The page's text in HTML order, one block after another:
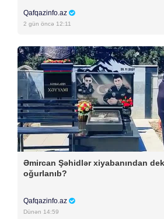
Qafqazinfo.az
2 gün öncə 12:11
Əmircan Şəhidlər xiyabanından
oğurlanıb?
Qafqazinfo.az
Dünən 14:59